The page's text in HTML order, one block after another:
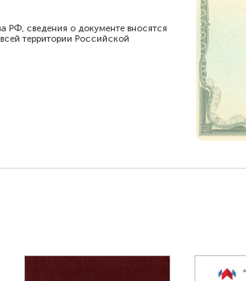
РФ, сведения о документе вносятся
территории Российской